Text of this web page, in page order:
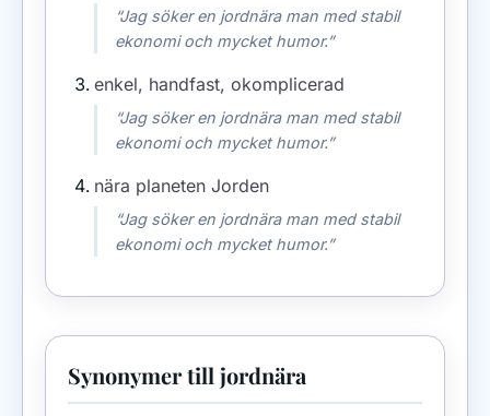
“Jag söker en jordnära man med stabil
ekonomi och mycket humor.”
enkel, handfast, okomplicerad
“Jag söker en jordnära man med stabil
ekonomi och mycket humor.”
nära planeten Jorden
“Jag söker en jordnära man med stabil
ekonomi och mycket humor.”
Synonymer till jordnära